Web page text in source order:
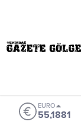
EURO
55,1881